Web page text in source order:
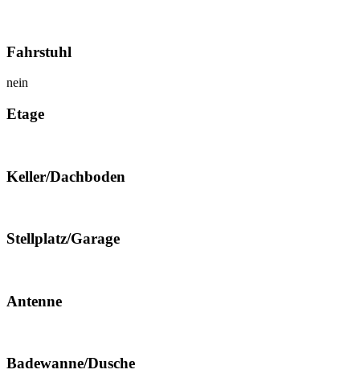
Fahrstuhl
nein
Etage
Keller/Dachboden
Stellplatz/Garage
Antenne
Badewanne/Dusche